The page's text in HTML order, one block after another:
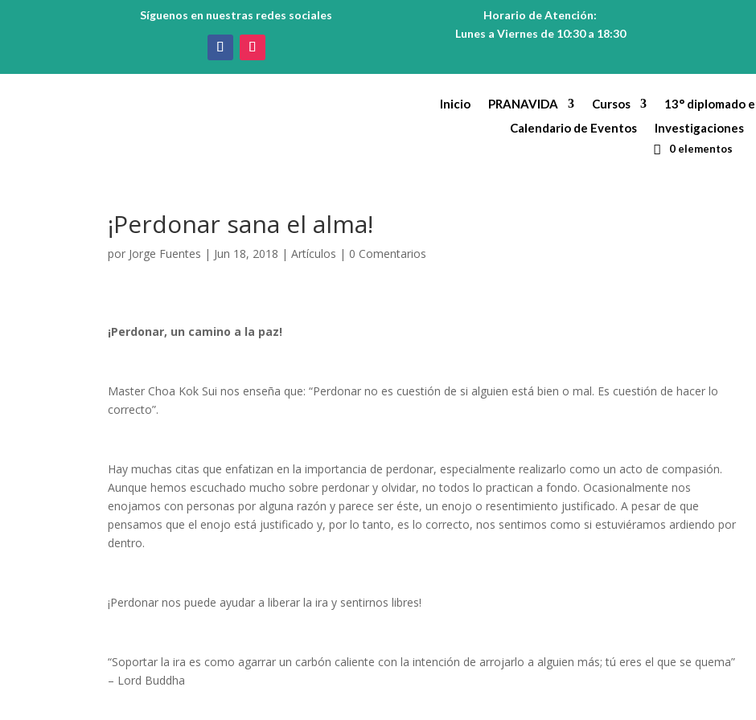
Síguenos en nuestras redes sociales
Horario de Atención:
Lunes a Viernes de 10:30 a 18:30
Inicio PRANAVIDA Cursos 13° diplomado
Calendario de Eventos
Investigaciones
0 elementos
¡Perdonar sana el alma!
por Jorge Fuentes | Jun 18, 2018 |Artículos | 0 Comentarios
¡Perdonar, un camino a la paz!
Master Choa Kok Sui nos enseña que: “Perdonar no es cuestión de si alguien está bien o mal. Es cuestión de hacer lo
correcto”.
Hay muchas citas que enfatizan en la importancia de perdonar, especialmente realizarlo como un acto de compasión.
Aunque hemos escuchado mucho sobre perdonar y olvidar, no todos lo practican a fondo. Ocasionalmente nos
enojamos con personas por alguna razón y parece ser éste, un enojo o resentimiento justificado. A pesar de que
pensamos que el enojo está justificado y, por lo tanto, es lo correcto, nos sentimos como si estuviéramos ardiendo por
dentro.
¡Perdonar nos puede ayudar a liberar la ira y sentirnos libres!
“Soportar la ira es como agarrar un carbón caliente con la intención de arrojarlo a alguien más; tú eres el que se quema”
– Lord Buddha